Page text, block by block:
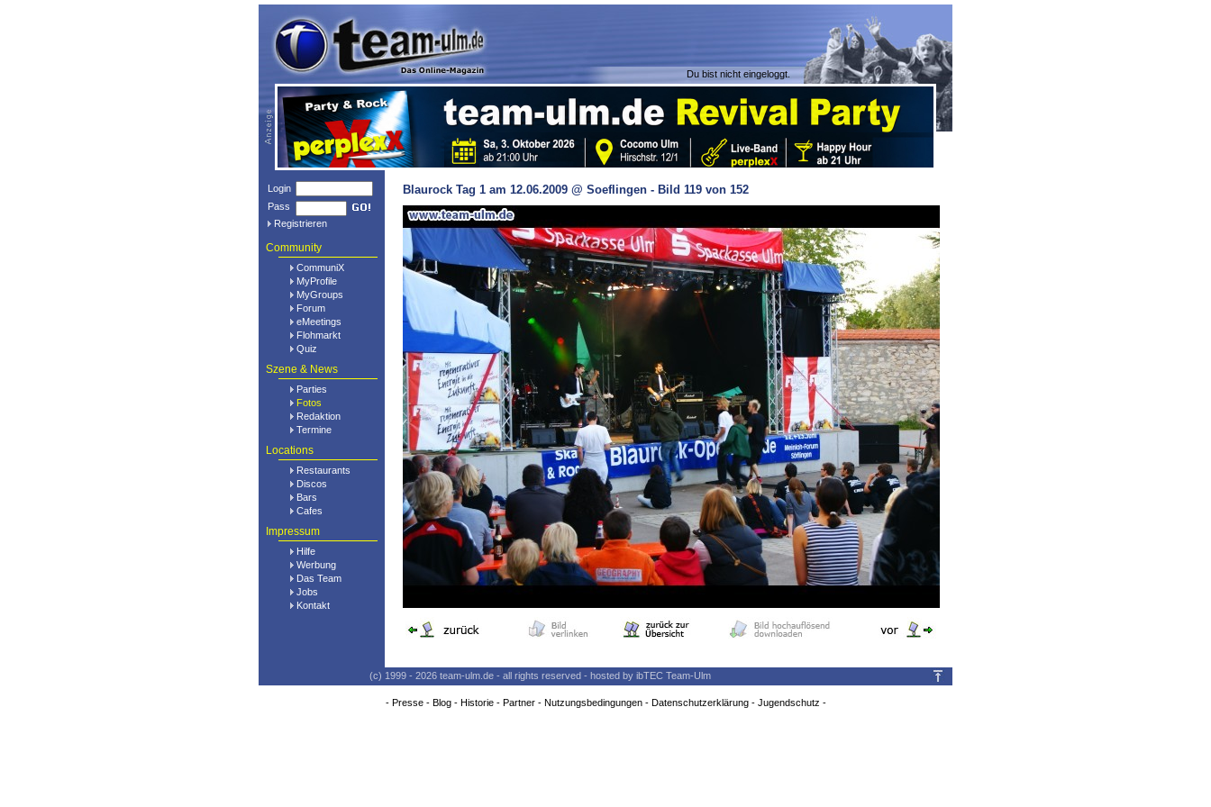
Du bist nicht eingeloggt.
Login
Pass
Registrieren
Community
CommuniX
MyProfile
MyGroups
Forum
eMeetings
Flohmarkt
Quiz
Szene & News
Parties
Fotos
Redaktion
Termine
Locations
Restaurants
Discos
Bars
Cafes
Impressum
Hilfe
Werbung
Das Team
Jobs
Kontakt
Blaurock Tag 1 am 12.06.2009 @ Soeflingen - Bild 119 von 152
(c) 1999 - 2026 team-ulm.de - all rights reserved - hosted by ibTEC Team-Ulm
- Presse- Blog- Historie- Partner- Nutzungsbedingungen- Datenschutzerklärung- Jugendschutz -